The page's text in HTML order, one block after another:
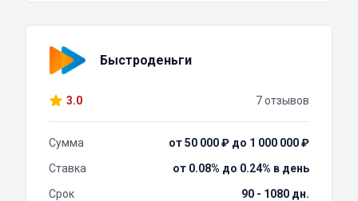
Быстроденьги
3.0 7 отзывов
Сумма
от 50 000 ₽ до 1 000 000 ₽
Ставка
от 0.08% до 0.24% в день
Срок
90 - 1080 дн.